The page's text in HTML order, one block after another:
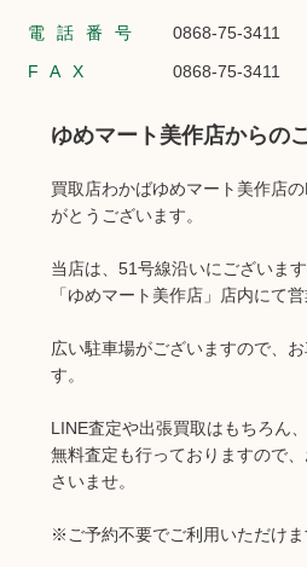
電話番号
0868-75-3411
FAX
0868-75-3411
ゆめマート美作店からの
買取店わかばゆめマート美作店
がとうございます。
当店は、51号線沿いにございま
「ゆめマート美作店」店内にて営
広い駐車場がございますので、
す。
LINE査定や出張買取はもちろん
無料査定も行っておりますので
さいませ。
※ ご予約不要でご利用いただけま